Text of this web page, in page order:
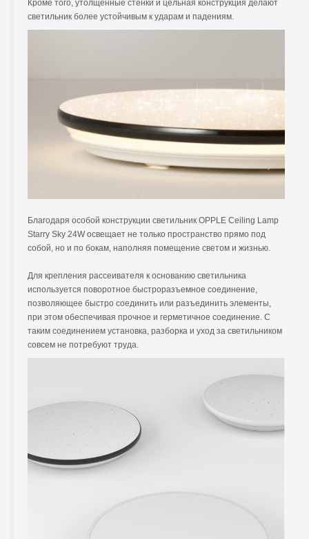
Кроме того, утолщенные стенки и цельная конструкция делают
светильник более устойчивым к ударам и падениям.
Благодаря особой конструкции светильник OPPLE Ceiling Lamp
Starry Sky 24Wосвещает не только пространство прямо под
собой, но и по бокам, наполняя помещение светом и жизнью.
Для крепления рассеивателя к основанию светильника
используется поворотное быстроразъемное соединение,
позволяющее быстро соединить или разъединить элементы,
при этом обеспечивая прочное и герметичное соединение. С
таким соединением установка, разборка и уход за светильником
совсем не потребуют труда.